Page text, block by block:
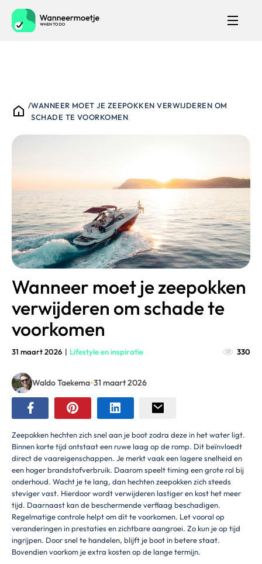
/WANNEER MOET JE ZEEPOKKEN VERWIJDEREN OM
SCHADE TE VOORKOMEN
Wanneer moet je zeepokken
verwijderen om schade te
voorkomen
31 maart 2026 | Lifestyle en inspiratie 330
Waldo Taekema•31 maart 2026
Zeepokken hechten zich snel aan je boot zodra deze in het water ligt.
Binnen korte tijd ontstaat een ruwe laag op de romp. Dit beïnvloedt
direct de vaareigenschappen. Je merkt vaak een lagere snelheid en
een hoger brandstofverbruik. Daarom speelt timing een grote rol bij
onderhoud. Wacht je te lang, dan hechten zeepokken zich steeds
steviger vast. Hierdoor wordt verwijderen lastiger en kost het meer
tijd. Daarnaast kan de beschermende verflaag beschadigen.
Regelmatige controle helpt om dit te voorkomen. Let vooral op
veranderingen in prestaties en zichtbare aangroei. Zo kun je op tijd
ingrijpen. Door snel te handelen, blijft je boot in betere staat.
Bovendien voorkom je extra kosten op de lange termijn.